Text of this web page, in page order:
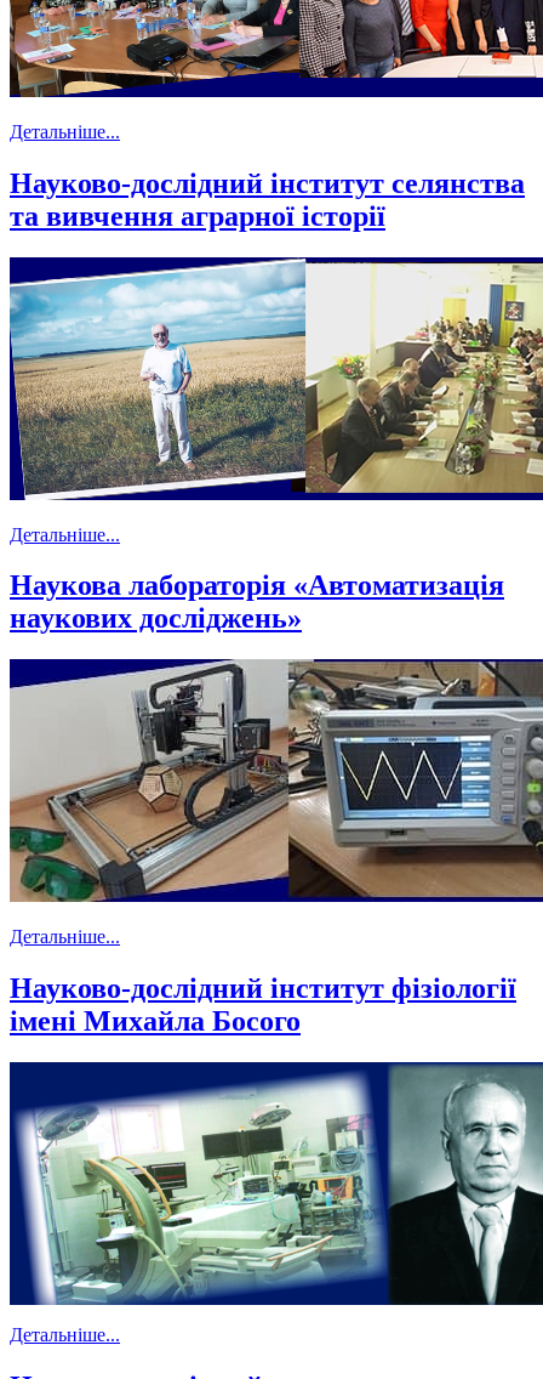
Детальніше...
Науково-дослідний інститут селянства
та вивчення аграрної історії
Детальніше...
Наукова лабораторія «Автоматизація
наукових досліджень»
Детальніше...
Науково-дослідний інститут фізіології
імені Михайла Босого
Детальніше...